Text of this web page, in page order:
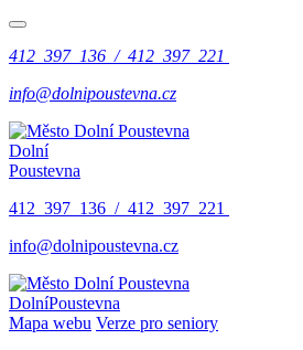
412 397 136 / 412 397 221
info@dolnipoustevna.cz
Dolní
Poustevna
412 397 136 / 412 397 221
info@dolnipoustevna.cz
DolníPoustevna
Mapa webu Verze pro seniory